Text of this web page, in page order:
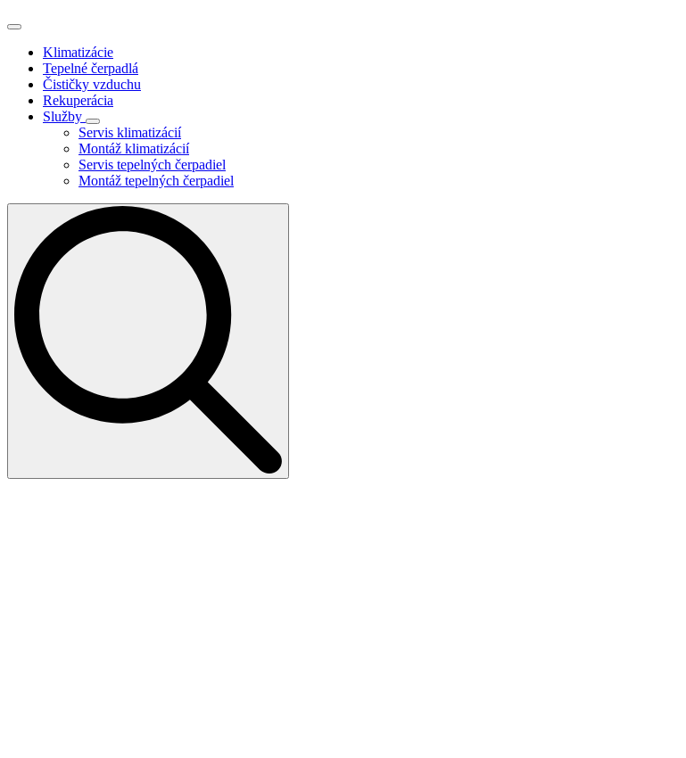
Klimatizácie
Tepelné čerpadlá
Čističky vzduchu
Rekuperácia
Služby
Servis klimatizácií
Montáž klimatizácií
Servis tepelných čerpadiel
Montáž tepelných čerpadiel